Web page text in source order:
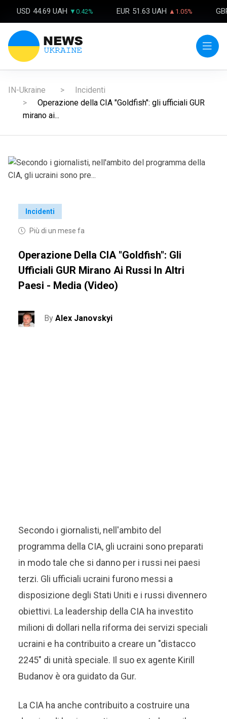
USD 44.69 UAH ▼0.42% EUR 51.63 UAH ▲1.05%
IN-Ukraine
Incidenti
Operazione della CIA "Goldfish": gli ufficiali GUR
mirano ai...
Incidenti
Più di un mese fa
Operazione Della CIA "Goldfish": Gli
Ufficiali GUR Mirano Ai Russi In Altri
Paesi - Media (video)
ByAlex Janovskyi
Secondo i giornalisti, nell'ambito del
programma della CIA, gli ucraini sono preparati
in modo tale che si danno per i russi nei paesi
terzi. Gli ufficiali ucraini furono messi a
disposizione degli Stati Uniti e i russi divennero
obiettivi. La leadership della CIA ha investito
milioni di dollari nella riforma dei servizi speciali
ucraini e ha contribuito a creare un "distacco
2245" di unità speciale. Il suo ex agente Kirill
Budanov è ora guidato da Gur.
La CIA ha anche contribuito a costruire una